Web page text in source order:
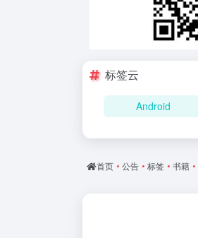
标签云
Android
首页 • 公告 • 标签 • 书籍 •